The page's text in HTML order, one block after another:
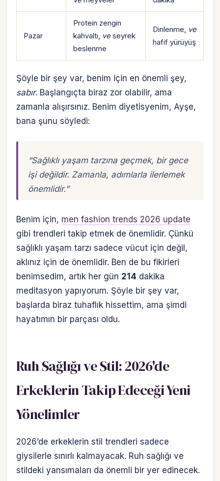
Pazar
Protein zengin
kahvaltı, veseyrek
beslenme
Dinlenme, ve
hafif yürüyüş
Şöyle bir şey var, benim için en önemli şey,
sabır. Başlangıçta biraz zor olabilir, ama
zamanla alışırsınız. Benim diyetisyenim, Ayşe,
bana şunu söyledi:
“Sağlıklı yaşam tarzına geçmek, bir gece
işi değildir. Zamanla, adımlarla ilerlemek
önemlidir.”
Benim için, men fashion trends 2026 update
gibi trendleri takip etmek de önemlidir. Çünkü
sağlıklı yaşam tarzı sadece vücut için değil,
aklınız için de önemlidir. Ben de bu fikirleri
benimsedim, artık her gün 214 dakika
meditasyon yapıyorum. Şöyle bir şey var,
başlarda biraz tuhaflık hissettim, ama şimdi
hayatımın bir parçası oldu.
Ruh Sağlığı ve Stil: 2026'de
Erkeklerin Takip Edeceği Yeni
Yönelimler
2026’de erkeklerin stil trendleri sadece
giysilerle sınırlı kalmayacak. Ruh sağlığı ve
stildeki yansımaları da önemli bir yer edinecek.